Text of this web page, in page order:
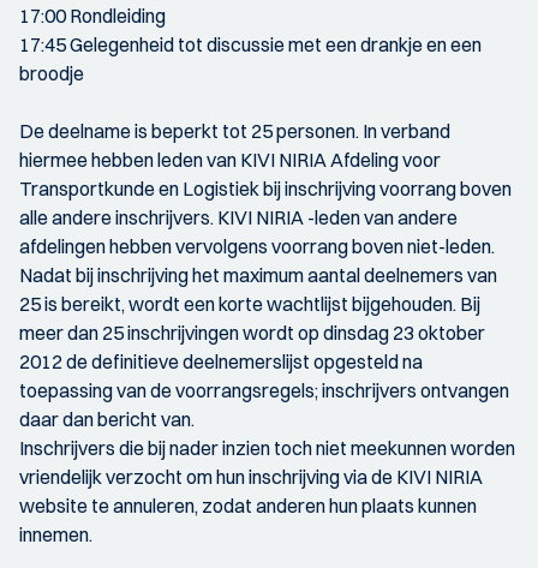
17:00 Rondleiding
17:45 Gelegenheid tot discussie met een drankje en een
broodje
De deelname is beperkt tot 25 personen. In verband
hiermee hebben leden van KIVI NIRIA Afdeling voor
Transportkunde en Logistiek bij inschrijving voorrang boven
alle andere inschrijvers. KIVI NIRIA -leden van andere
afdelingen hebben vervolgens voorrang boven niet-leden.
Nadat bij inschrijving het maximum aantal deelnemers van
25 is bereikt, wordt een korte wachtlijst bijgehouden. Bij
meer dan 25 inschrijvingen wordt op dinsdag 23 oktober
2012 de definitieve deelnemerslijst opgesteld na
toepassing van de voorrangsregels; inschrijvers ontvangen
daar dan bericht van.
Inschrijvers die bij nader inzien toch niet meekunnen worden
vriendelijk verzocht om hun inschrijving via de KIVI NIRIA
website te annuleren, zodat anderen hun plaats kunnen
innemen.